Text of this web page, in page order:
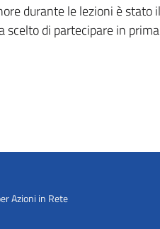
durante le lezioni è
scelto di partecipare in
Azioni in Rete